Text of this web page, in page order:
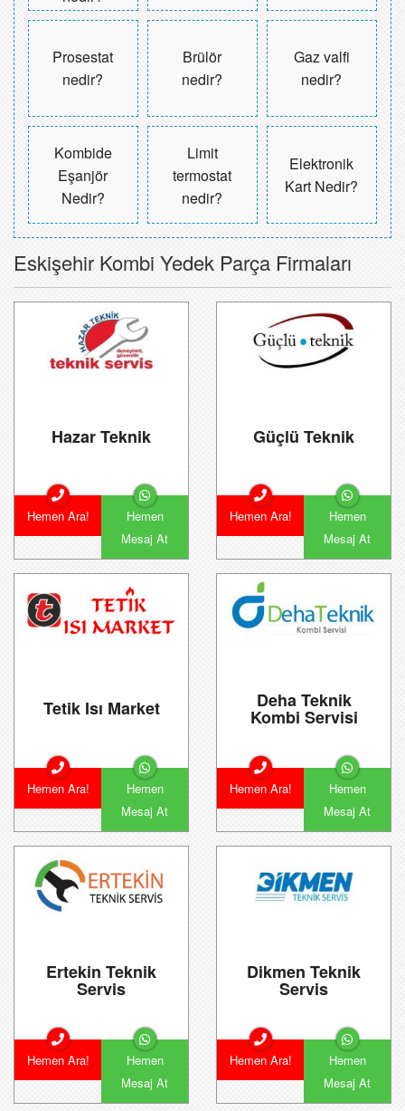
Prosestat
nedir?
Brülör
nedir?
Gaz valfi
nedir?
Kombide
Eşanjör
Nedir?
Limit
termostat
nedir?
Elektronik
Kart Nedir?
Eskişehir Kombi Yedek Parça Firmaları
Hazar Teknik
Hemen Ara!
Hemen
Mesaj At
Güçlü Teknik
Hemen Ara!
Hemen
Mesaj At
Tetik Isı Market
Hemen Ara!
Hemen
Mesaj At
Deha Teknik
Kombi Servisi
Hemen Ara!
Hemen
Mesaj At
Ertekin Teknik
Servis
Hemen Ara!
Hemen
Mesaj At
Dikmen Teknik
Servis
Hemen Ara!
Hemen
Mesaj At